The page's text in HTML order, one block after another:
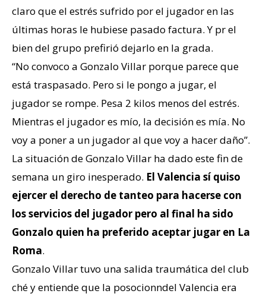
claro que el estrés sufrido por el jugador en las
últimas horas le hubiese pasado factura. Y pr el
bien del grupo prefirió dejarlo en la grada.
“No convoco a Gonzalo Villar porque parece que
está traspasado. Pero si le pongo a jugar, el
jugador se rompe. Pesa 2 kilos menos del estrés.
Mientras el jugador es mío, la decisión es mía. No
voy a poner a un jugador al que voy a hacer daño”.
La situación de Gonzalo Villar ha dado este fin de
semana un giro inesperado. El Valencia sí quiso
ejercer el derecho de tanteo para hacerse con
los servicios del jugador pero al final ha sido
Gonzalo quien ha preferido aceptar jugar en La
Roma.
Gonzalo Villar tuvo una salida traumática del club
ché y entiende que la posocionndel Valencia era